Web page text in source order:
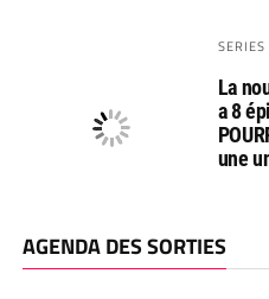
SERIES
La
a 8
une
AGENDA DES SORTIES